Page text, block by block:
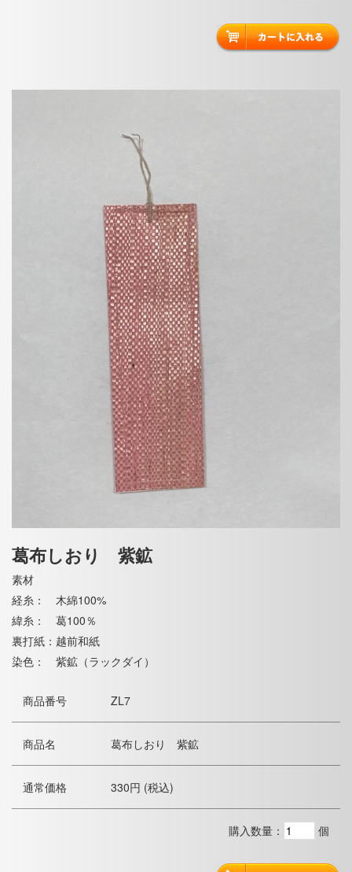
葛布しおり 紫鉱
素材
経糸： 木綿100%
緯糸： 葛100％
裏打紙：越前和紙
染色： 紫鉱（ラックダイ）
商品番号 ZL7
商品名 葛布しおり 紫鉱
通常価格 330円 (税込)
購入数量： 個